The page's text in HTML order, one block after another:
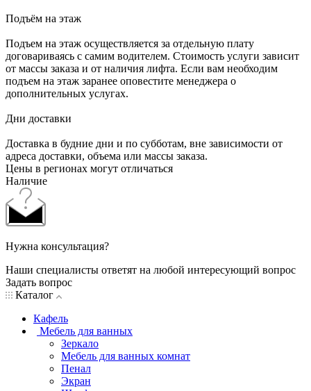
Подъём на этаж
Подъем на этаж осуществляется за отдельную плату
договариваясь с самим водителем. Стоимость услуги зависит
от массы заказа и от наличия лифта. Если вам необходим
подъем на этаж заранее оповестите менеджера о
дополнительных услугах.
Дни доставки
Доставка в будние дни и по субботам, вне зависимости от
адреса доставки, объема или массы заказа.
Цены в регионах могут отличаться
Наличие
Нужна консультация?
Наши специалисты ответят на любой интересующий вопрос
Задать вопрос
Каталог
Кафель
Мебель для ванных
Зеркало
Мебель для ванных комнат
Пенал
Экран